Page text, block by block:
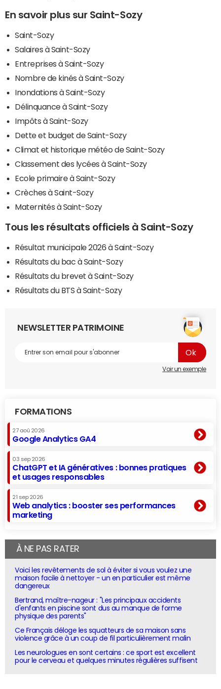
En savoir plus sur Saint-Sozy
Saint-Sozy
Salaires à Saint-Sozy
Entreprises à Saint-Sozy
Nombre de kinés à Saint-Sozy
Inondations à Saint-Sozy
Délinquance à Saint-Sozy
Impôts à Saint-Sozy
Dette et budget de Saint-Sozy
Climat et historique météo de Saint-Sozy
Classement des lycées à Saint-Sozy
Ecole primaire à Saint-Sozy
Crèches à Saint-Sozy
Maternités à Saint-Sozy
Tous les résultats officiels à Saint-Sozy
Résultat municipale 2026 à Saint-Sozy
Résultats du bac à Saint-Sozy
Résultats du brevet à Saint-Sozy
Résultats du BTS à Saint-Sozy
NEWSLETTER PATRIMOINE
Voir un exemple
FORMATIONS
27 aoû 2026
Google Analytics GA4
03 sep 2026
ChatGPT et IA génératives : bonnes pratiques
et usages responsables
21 sep 2026
Web analytics : booster ses performances
marketing
À NE PAS RATER
Voici les revêtements de sol à éviter si vous voulez une
maison facile à nettoyer - un en particulier est même
dangereux
Bertrand, maître-nageur : "Les principaux accidents
d'enfants en piscine sont dus au manque de forme
physique des parents"
Ce Français déloge les squatteurs de sa maison sans
violence grâce à un coup de fil particulièrement malin
Les neurologues en sont certains : ce sport est excellent
pour le cerveau et quelques minutes régulières suffisent